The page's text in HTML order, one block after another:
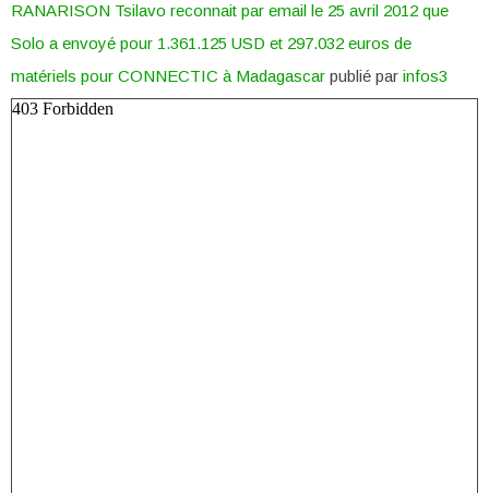
RANARISON Tsilavo reconnait par email le 25 avril 2012 que
Solo a envoyé pour 1.361.125 USD et 297.032 euros de
matériels pour CONNECTIC à Madagascar publié par infos3